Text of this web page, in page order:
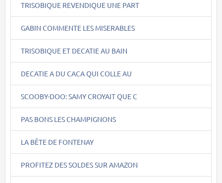
TRISOBIQUE REVENDIQUE UNE PART
GABIN COMMENTE LES MISERABLES
TRISOBIQUE ET DECATIE AU BAIN
DECATIE A DU CACA QUI COLLE AU
SCOOBY-DOO: SAMY CROYAIT QUE C
PAS BONS LES CHAMPIGNONS
LA BÊTE DE FONTENAY
PROFITEZ DES SOLDES SUR AMAZON